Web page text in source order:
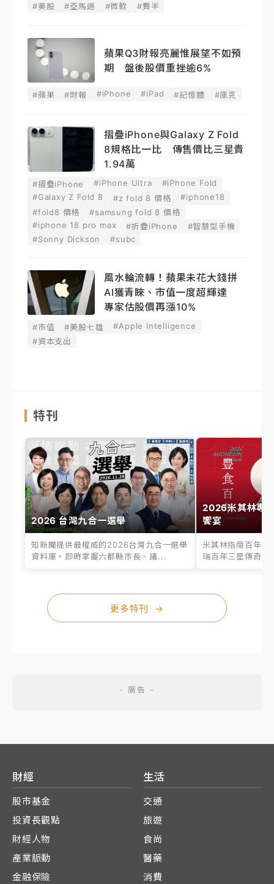
#美股 #亞馬遜 #微軟 #費半
蘋果Q3財報亮麗惟展望不如預
期 盤後股價重挫逾6%
#蘋果 #財報 #iPhone #iPad #記憶體 #庫克
摺疊iPhone與Galaxy Z Fold
8規格比一比 傳售價比三星貴
1.94萬
#摺疊iPhone #iPhone Ultra
#iPhone Fold
#Galaxy Z Fold 8
#z fold 8 價格
#iphone18
#fold8 價格
#samsung fold 8 價格
#iphone 18 pro max
#折疊iPhone
#智慧型手機
#Sonny Dickson
#subc
風水輪流轉！蘋果未花大錢拼
AI獲青睞、市值一度超輝達
專家估股價再漲10%
#市值 #美股七雄
#Apple Intelligence
#資本支出
特刊
2026 台灣九合一選舉
知新聞提供最權威的2026台灣九合一選舉
資料庫。即時掌握六都縣市長、議...
2026米其林專
饗宴
米其林指南百年之
瑞百年三星傳奇、
更多特刊 →
財經
股市基金
投資長觀點
財經人物
產業脈動
金融保險
生活
交通
旅遊
食尚
醫藥
消費